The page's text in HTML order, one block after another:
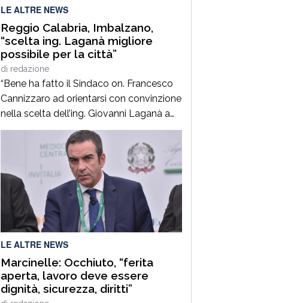
LE ALTRE NEWS
Reggio Calabria, Imbalzano,
“scelta ing. Laganà migliore
possibile per la città”
di redazione
“Bene ha fatto il Sindaco on. Francesco
Cannizzaro ad orientarsi con convinzione
nella scelta dell’ing. Giovanni Laganà a
nuovo direttore generale del Comune di
Reggio in questa fase storica. Un
manager di altissimo profilo che avendo
maturato con successo esperienze in
ruoli di alta responsabilità sia sul
versante tecnico che in quello
amministrativo -contabile costituisce […]
LE ALTRE NEWS
Marcinelle: Occhiuto, “ferita
aperta, lavoro deve essere
dignità, sicurezza, diritti”